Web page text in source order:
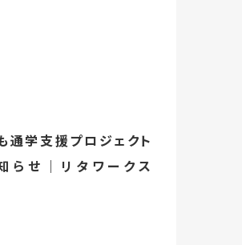
通学支援プロジェクト
らせ｜リタワークス